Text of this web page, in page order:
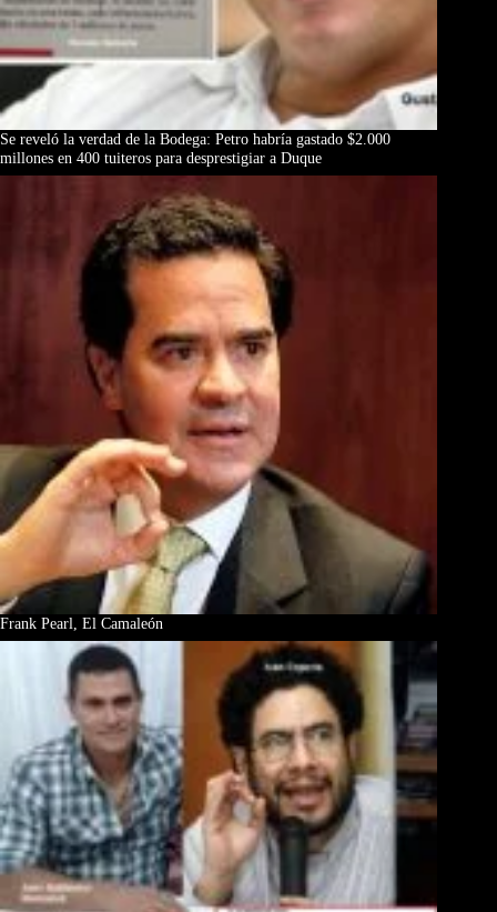
Se reveló la verdad de la Bodega: Petro habría gastado $2.000
millones en 400 tuiteros para desprestigiar a Duque
Frank Pearl, El Camaleón